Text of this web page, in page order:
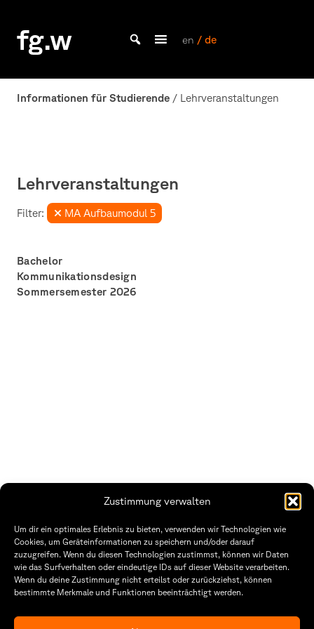
Zustimmung verwalten
Um dir ein optimales Erlebnis zu bieten, verwenden wir Technologien wie
Cookies, um Geräteinformationen zu speichern und/oder darauf
zuzugreifen. Wenn du diesen Technologien zustimmst, können wir Daten
wie das Surfverhalten oder eindeutige IDs auf dieser Website verarbeiten.
Wenn du deine Zustimmung nicht erteilst oder zurückziehst, können
bestimmte Merkmale und Funktionen beeinträchtigt werden.
content
fg.w
Bachelor Kommunikationsdesign und Master Design & Information studieren
en / de
Informationen für Studierende / Lehrveranstaltungen
Lehrveranstaltungen
Filter: MA Aufbaumodul 5
Bachelor
Kommunikationsdesign
Sommersemester 2026
Fakultät Gestaltung Würzburg